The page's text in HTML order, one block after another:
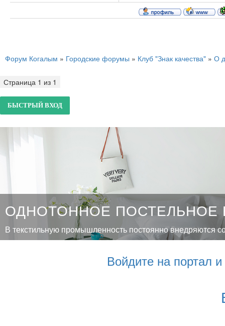
Форум Когалым » Городские форумы » Клуб "Знак качества" » О
Страница 1 из 1
ОДНОТОННОЕ ПОСТЕЛЬНОЕ
В текстильную промышленность постоянно внедряются
Войдите на портал